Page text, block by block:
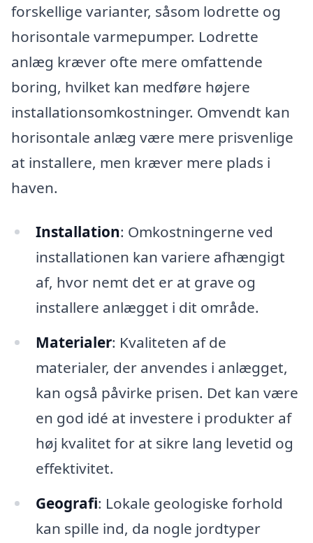
forskellige varianter, såsom lodrette og
horisontale varmepumper. Lodrette
anlæg kræver ofte mere omfattende
boring, hvilket kan medføre højere
installationsomkostninger. Omvendt kan
horisontale anlæg være mere prisvenlige
at installere, men kræver mere plads i
haven.
Installation: Omkostningerne ved
installationen kan variere afhængigt
af, hvor nemt det er at grave og
installere anlægget i dit område.
Materialer: Kvaliteten af de
materialer, der anvendes i anlægget,
kan også påvirke prisen. Det kan være
en god idé at investere i produkter af
høj kvalitet for at sikre lang levetid og
effektivitet.
Geografi: Lokale geologiske forhold
kan spille ind, da nogle jordtyper